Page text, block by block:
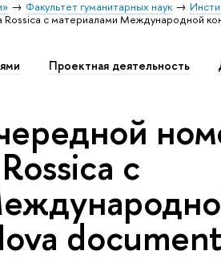
Факультет гуманитарных наук
с материалами Международной
Проектная деятельность
с